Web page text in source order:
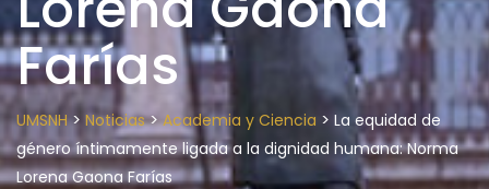
Farías
UMSNH> Noticias>Academia y Ciencia > La equidad de
género íntimamente ligada a la dignidad humana: Norma
Lorena Gaona Farías